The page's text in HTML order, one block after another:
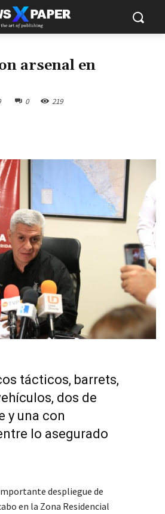
arsenal en
0 219
tácticos, barrets,
dos de
y una con
lo asegurado
despliegue de
en la Zona Residencial